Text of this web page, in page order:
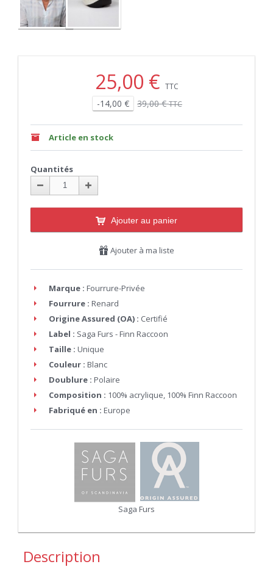
25,00 € TTC
-14,00 € 39,00 € TTC
Article en stock
Quantités
Ajouter au panier
Ajouter à ma liste
Marque : Fourrure-Privée
Fourrure : Renard
Origine Assured (OA) : Certifié
Label : Saga Furs - Finn Raccoon
Taille : Unique
Couleur : Blanc
Doublure : Polaire
Composition : 100% acrylique, 100% Finn Raccoon
Fabriqué en : Europe
Saga Furs
Description